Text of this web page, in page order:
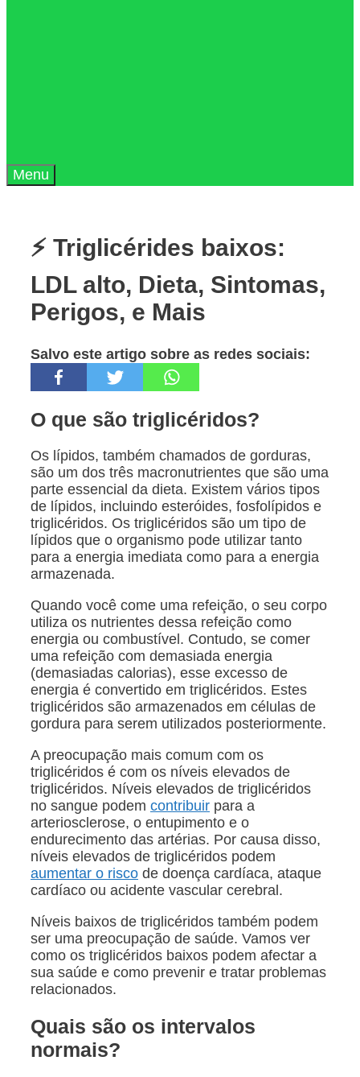
Menu
⚡ Triglicérides baixos:
LDL alto, Dieta, Sintomas,
Perigos, e Mais
Salvo este artigo sobre as redes sociais:
O que são triglicéridos?
Os lípidos, também chamados de gorduras,
são um dos três macronutrientes que são uma
parte essencial da dieta. Existem vários tipos
de lípidos, incluindo esteróides, fosfolípidos e
triglicéridos. Os triglicéridos são um tipo de
lípidos que o organismo pode utilizar tanto
para a energia imediata como para a energia
armazenada.
Quando você come uma refeição, o seu corpo
utiliza os nutrientes dessa refeição como
energia ou combustível. Contudo, se comer
uma refeição com demasiada energia
(demasiadas calorias), esse excesso de
energia é convertido em triglicéridos. Estes
triglicéridos são armazenados em células de
gordura para serem utilizados posteriormente.
A preocupação mais comum com os
triglicéridos é com os níveis elevados de
triglicéridos. Níveis elevados de triglicéridos
no sangue podem contribuir para a
arteriosclerose, o entupimento e o
endurecimento das artérias. Por causa disso,
níveis elevados de triglicéridos podem
aumentar o risco de doença cardíaca, ataque
cardíaco ou acidente vascular cerebral.
Níveis baixos de triglicéridos também podem
ser uma preocupação de saúde. Vamos ver
como os triglicéridos baixos podem afectar a
sua saúde e como prevenir e tratar problemas
relacionados.
Quais são os intervalos
normais?